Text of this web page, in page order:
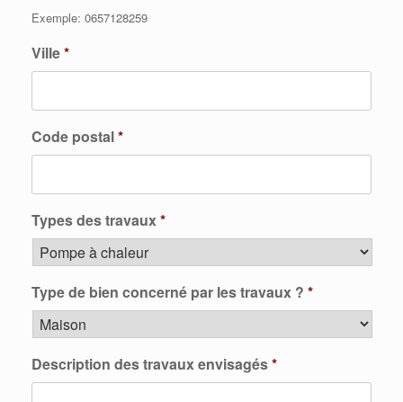
Exemple: 0657128259
Ville*
Code postal*
Types des travaux*
Type de bien concerné par les travaux ? *
Description des travaux envisagés*